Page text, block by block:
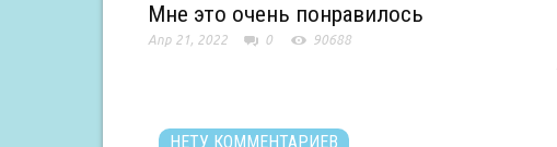
Мне это очень понравилось
Апр 21, 2022 0 90688
НЕТУ КОММЕНТАРИЕВ